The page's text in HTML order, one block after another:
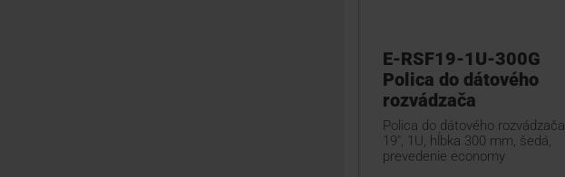
E-RSF19-1U-300G
Polica do dátového
rozvádzača
Polica do dátového rozvádzača
19", 1U, hĺbka 300 mm, šedá,
prevedenie economy